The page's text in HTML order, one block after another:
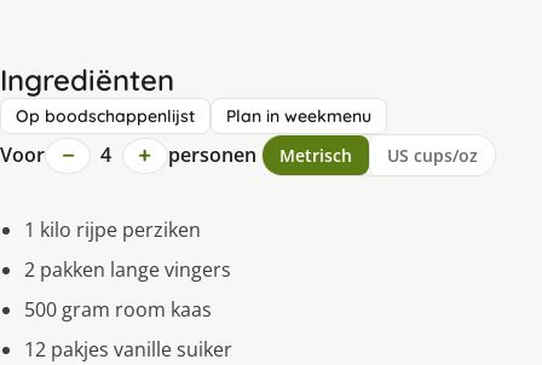
Ingrediënten
Op boodschappenlijst Plan in weekmenu
Voor − 4 + personen Metrisch US cups/oz
1 kilo rijpe perziken
2 pakken lange vingers
500 gram room kaas
12 pakjes vanille suiker